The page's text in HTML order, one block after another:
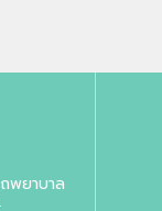
พยาบาล